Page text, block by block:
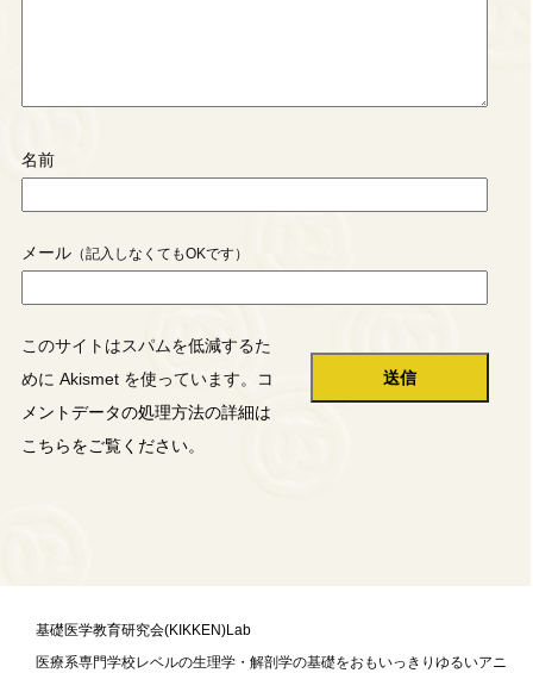
名前
メール
このサイトはスパムを低減するた
めに Akismet を使っています。
コ
メントデータの処理方法の詳細は
こちらをご覧ください。
基礎医学教育研究会(KIKKEN)Lab
医療系専門学校レベルの生理学・解剖学の基礎をおもいっきりゆるいアニ